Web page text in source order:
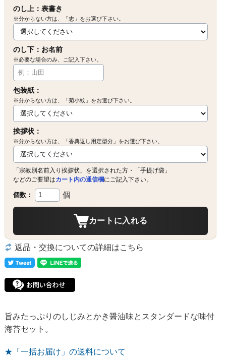
のし上：表書き
※分からない方は、「志」をお選び下さい。
のし下：お名前
※必要な場合のみ、ご記入下さい。
包装紙：
※分からない方は、「菊小紋」をお選び下さい。
挨拶状：
※分からない方は、「香典返し用定型分」をお選び下さい。
「宗教別名前入り挨拶状」を選択された方・「手提げ袋」
などのご要望はカート内の通信欄にご記入下さい。
個数： 個
カートに入れる
返品・交換についての詳細はこちら
旨みたっぷりのしじみとかき醤油味とスタンダードな味付
海苔セット。
★「一括お届け」の送料について